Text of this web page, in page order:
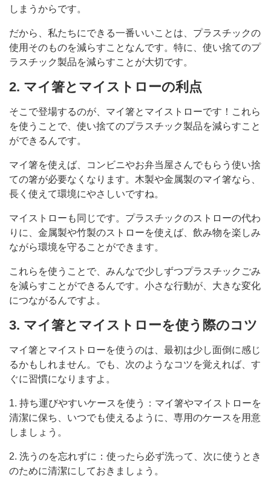
しまうからです。
だから、私たちにできる一番いいことは、プラスチックの
使用そのものを減らすことなんです。特に、使い捨てのプ
ラスチック製品を減らすことが大切です。
2. マイ箸とマイストローの利点
そこで登場するのが、マイ箸とマイストローです！これら
を使うことで、使い捨てのプラスチック製品を減らすこと
ができるんです。
マイ箸を使えば、コンビニやお弁当屋さんでもらう使い捨
ての箸が必要なくなります。木製や金属製のマイ箸なら、
長く使えて環境にやさしいですね。
マイストローも同じです。プラスチックのストローの代わ
りに、金属製や竹製のストローを使えば、飲み物を楽しみ
ながら環境を守ることができます。
これらを使うことで、みんなで少しずつプラスチックごみ
を減らすことができるんです。小さな行動が、大きな変化
につながるんですよ。
3. マイ箸とマイストローを使う際のコツ
マイ箸とマイストローを使うのは、最初は少し面倒に感じ
るかもしれません。でも、次のようなコツを覚えれば、す
ぐに習慣になりますよ。
1. 持ち運びやすいケースを使う：マイ箸やマイストローを
清潔に保ち、いつでも使えるように、専用のケースを用意
しましょう。
2. 洗うのを忘れずに：使ったら必ず洗って、次に使うとき
のために清潔にしておきましょう。